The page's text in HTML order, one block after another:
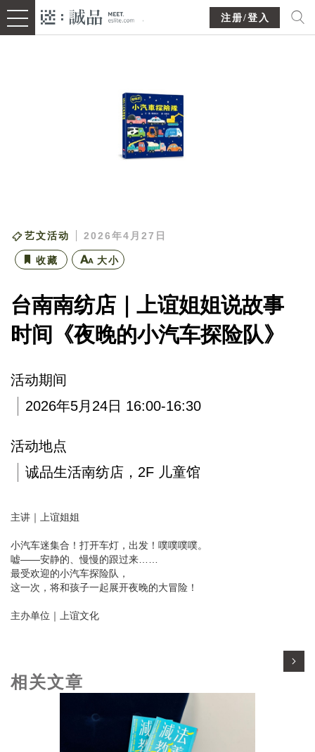
注册/登入
艺文活动 2026年4月27日
收藏 大小
台南南纺店｜上谊姐姐说故事
时间《夜晚的小汽车探险队》
活动期间
2026年5月24日 16:00-16:30
活动地点
诚品生活南纺店，2F 儿童馆
主讲｜上谊姐姐
小汽车迷集合！打开车灯，出发！噗噗噗噗。
嘘——安静的、慢慢的跟过来……
最受欢迎的小汽车探险队，
这一次，将和孩子一起展开夜晚的大冒险！
主办单位｜上谊文化
相关文章